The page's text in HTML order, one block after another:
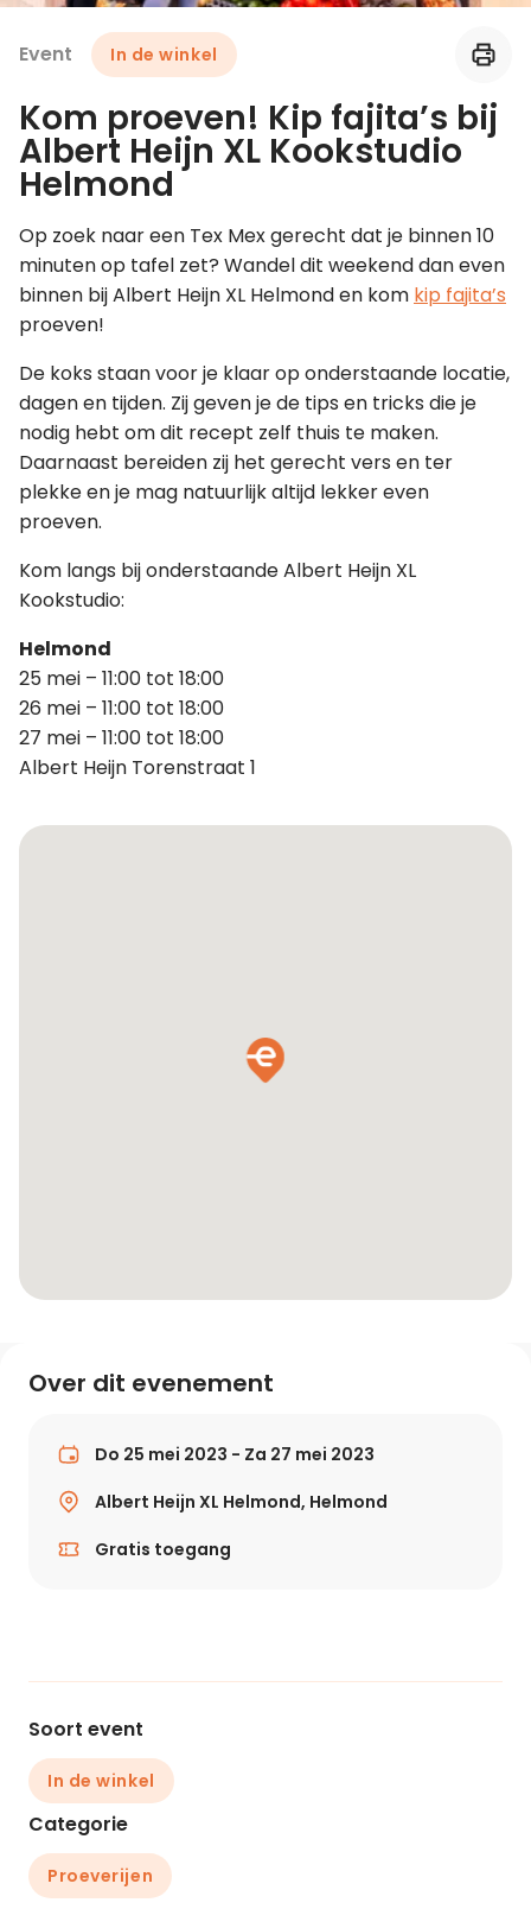
Leer koken als een chef
Kooktips & blogs
Event In de winkel
Kom proeven! Kip fajita’s bij
Albert Heijn XL Kookstudio
Helmond
Op zoek naar een Tex Mex gerecht dat je binnen 10
minuten op tafel zet? Wandel dit weekend dan even
binnen bij Albert Heijn XL Helmond en kom kip fajita’s
proeven!
De koks staan voor je klaar op onderstaande locatie,
dagen en tijden. Zij geven je de tips en tricks die je
nodig hebt om dit recept zelf thuis te maken.
Daarnaast bereiden zij het gerecht vers en ter
plekke en je mag natuurlijk altijd lekker even
proeven.
Kom langs bij onderstaande Albert Heijn XL
Kookstudio:
Helmond
25 mei – 11:00 tot 18:00
26 mei – 11:00 tot 18:00
27 mei – 11:00 tot 18:00
Albert Heijn Torenstraat 1
Over dit evenement
Do 25 mei 2023 - Za 27 mei 2023
Albert Heijn XL Helmond, Helmond
Gratis toegang
Soort event
In de winkel
Categorie
Proeverijen